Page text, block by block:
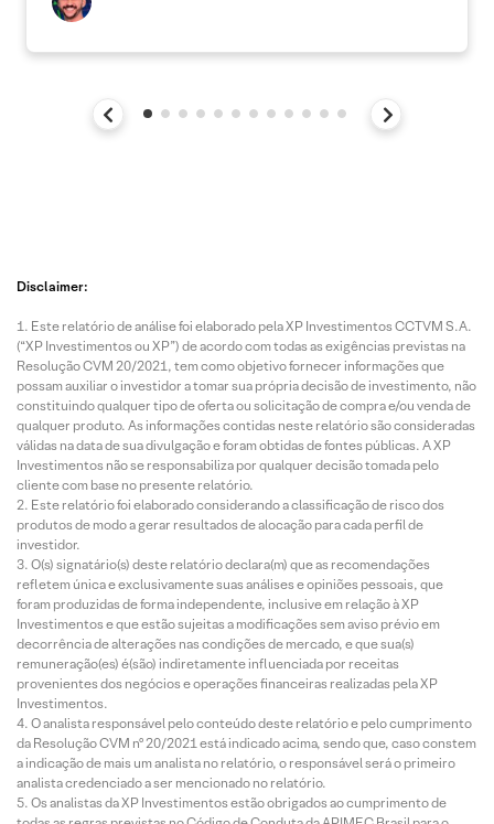
Disclaimer:
Este relatório de análise foi elaborado pela XP Investimentos CCTVM S.A.
(“XP Investimentos ou XP”) de acordo com todas as exigências previstas na
Resolução CVM 20/2021, tem como objetivo fornecer informações que
possam auxiliar o investidor a tomar sua própria decisão de investimento, não
constituindo qualquer tipo de oferta ou solicitação de compra e/ou venda de
qualquer produto. As informações contidas neste relatório são consideradas
válidas na data de sua divulgação e foram obtidas de fontes públicas. A XP
Investimentos não se responsabiliza por qualquer decisão tomada pelo
cliente com base no presente relatório.
Este relatório foi elaborado considerando a classificação de risco dos
produtos de modo a gerar resultados de alocação para cada perfil de
investidor.
O(s) signatário(s) deste relatório declara(m) que as recomendações
refletem única e exclusivamente suas análises e opiniões pessoais, que
foram produzidas de forma independente, inclusive em relação à XP
Investimentos e que estão sujeitas a modificações sem aviso prévio em
decorrência de alterações nas condições de mercado, e que sua(s)
remuneração(es) é(são) indiretamente influenciada por receitas
provenientes dos negócios e operações financeiras realizadas pela XP
Investimentos.
O analista responsável pelo conteúdo deste relatório e pelo cumprimento
da Resolução CVM nº 20/2021 está indicado acima, sendo que, caso constem
a indicação de mais um analista no relatório, o responsável será o primeiro
analista credenciado a ser mencionado no relatório.
Os analistas da XP Investimentos estão obrigados ao cumprimento de